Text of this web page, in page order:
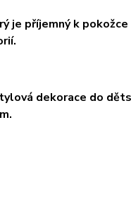
je příjemný k
dekorace do